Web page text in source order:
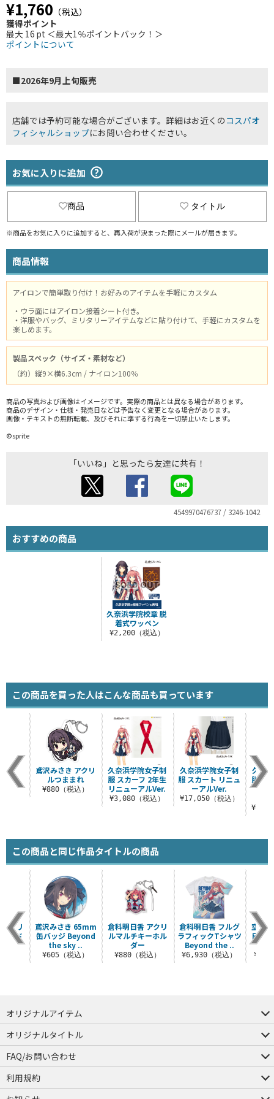
¥1,760 （税込）
獲得ポイント
最大 16 pt ＜最大1％ポイントバック！＞
ポイントについて
■2026年9月上旬販売
店舗では予約可能な場合がございます。詳細はお近くの コスパオ
フィシャルショップにお問い合わせください。
お気に入りに追加
商品 タイトル
※商品をお気に入りに追加すると、再入荷が決まった際にメールが届きます。
商品情報
アイロンで簡単取り付け！お好みのアイテムを手軽にカスタム
・ウラ面にはアイロン接着シート付き。
・洋服やバッグ、ミリタリーアイテムなどに貼り付けて、手軽にカスタムを
楽しめます。
製品スペック（サイズ・素材など）
（約）縦9×横6.3cm / ナイロン100％
商品の写真および画像はイメージです。実際の商品とは異なる場合があります。
商品のデザイン・仕様・発売日などは予告なく変更となる場合があります。
画像・テキストの無断転載、及びそれに準ずる行為を一切禁止いたします。
©sprite
「いいね」と思ったら友達に共有！
4549970476737 / 3246-1042
おすすめの商品
久奈浜学院校章 脱
着式ワッペン
¥2,200（税込）
この商品を買った人はこんな商品も買っています
久奈浜学院女子制
服 スカーフ 2年生
リニューアルVer.
¥3,080（税込）
久奈浜学院女子制
服 スカート リニュ
ーアルVer.
¥17,050（税込）
久奈
服 ジ
ト リ
鳶沢みさき アクリ
ルつままれ
¥880（税込）
この商品と同じ作品タイトルの商品
倉科明日香 アクリ
ルマルチキーホル
ダー
¥880（税込）
倉科明日香 フルグ
ラフィックTシャツ
Beyond the ..
¥6,930（税込）
空を
日香
クリ
ンド
込）
鳶沢みさき 65mm
缶バッジ Beyond
the sky ..
¥605（税込）
オリジナルアイテム
つままれ
つかまれ
ピョコッテ
オリジナルタイトル
アイテムヤ
ミスカトニック大學購買部
FAQ/お問い合わせ
FAQ
お問い合わせ
利用規約
会員規約・ポイント規約
特定商取引法に関する表示
プライバシーポリシー